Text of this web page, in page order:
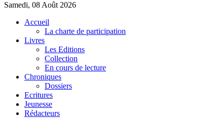
Samedi, 08 Août 2026
Accueil
La charte de participation
Livres
Les Editions
Collection
En cours de lecture
Chroniques
Dossiers
Ecritures
Jeunesse
Rédacteurs